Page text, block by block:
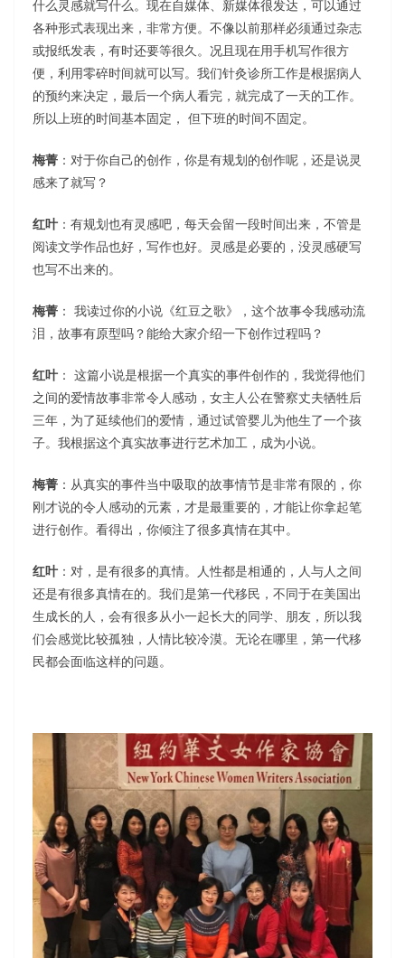
什么灵感就写什么。现在自媒体、新媒体很发达，可以通过
各种形式表现出来，非常方便。不像以前那样必须通过杂志
或报纸发表，有时还要等很久。况且现在用手机写作很方
便，利用零碎时间就可以写。我们针灸诊所工作是根据病人
的预约来决定，最后一个病人看完，就完成了一天的工作。
所以上班的时间基本固定， 但下班的时间不固定。
梅菁 ：对于你自己的创作，你是有规划的创作呢，还是说灵
感来了就写？
红叶 ：有规划也有灵感吧，每天会留一段时间出来，不管是
阅读文学作品也好，写作也好。灵感是必要的，没灵感硬写
也写不出来的。
梅菁 ： 我读过你的小说《红豆之歌》，这个故事令我感动流
泪，故事有原型吗？能给大家介绍一下创作过程吗？
红叶 ： 这篇小说是根据一个真实的事件创作的，我觉得他们
之间的爱情故事非常令人感动，女主人公在警察丈夫牺牲后
三年，为了延续他们的爱情，通过试管婴儿为他生了一个孩
子。我根据这个真实故事进行艺术加工，成为小说。
梅菁 ：从真实的事件当中吸取的故事情节是非常有限的，你
刚才说的令人感动的元素，才是最重要的，才能让你拿起笔
进行创作。看得出，你倾注了很多真情在其中。
红叶 ：对，是有很多的真情。人性都是相通的，人与人之间
还是有很多真情在的。我们是第一代移民，不同于在美国出
生成长的人，会有很多从小一起长大的同学、朋友，所以我
们会感觉比较孤独，人情比较冷漠。无论在哪里，第一代移
民都会面临这样的问题。